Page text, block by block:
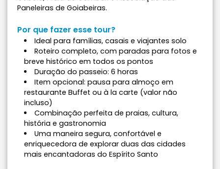
Paneleiras de Goiabeiras.
Por que fazer esse tour?
Ideal para famílias, casais e viajantes solo
Roteiro completo, com paradas para fotos e
breve histórico em todos os pontos
Duração do passeio: 6 horas
Item opcional: pausa para almoço em
restaurante Buffet ou à la carte (valor não
incluso)
Combinação perfeita de praias, cultura,
história e gastronomia
Uma maneira segura, confortável e
enriquecedora de explorar duas das cidades
mais encantadoras do Espírito Santo